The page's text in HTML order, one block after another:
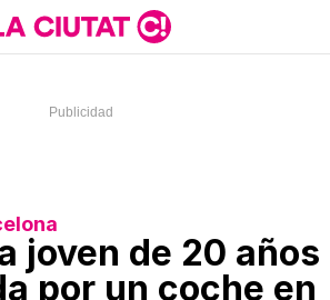
joven de 20 años
por un coche en